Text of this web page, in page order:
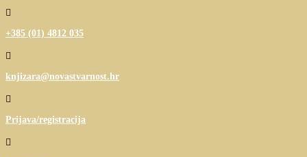

+385 (01) 4812 035

knjizara@novastvarnost.hr

Prijava/registracija
